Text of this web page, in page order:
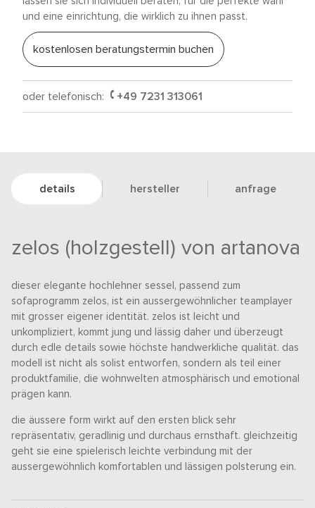
und eine einrichtung, die wirklich zu ihnen passt.
kostenlosen beratungstermin buchen
oder telefonisch: +49 7231 313061
details hersteller anfrage
zelos (holzgestell) von artanova
dieser elegante hochlehner sessel, passend zum
sofaprogramm zelos, ist ein aussergewöhnlicher teamplayer
mit grosser eigener identität. zelos ist leicht und
unkompliziert, kommt jung und lässig daher und überzeugt
durch edle details sowie höchste handwerkliche qualität. das
modell ist nicht als solist entworfen, sondern als teil einer
produktfamilie, die wohnwelten atmosphärisch und emotional
prägen kann.
die äussere form wirkt auf den ersten blick sehr
repräsentativ, geradlinig und durchaus ernsthaft. gleichzeitig
geht sie eine spielerisch leichte verbindung mit der
aussergewöhnlich komfortablen und lässigen polsterung ein.